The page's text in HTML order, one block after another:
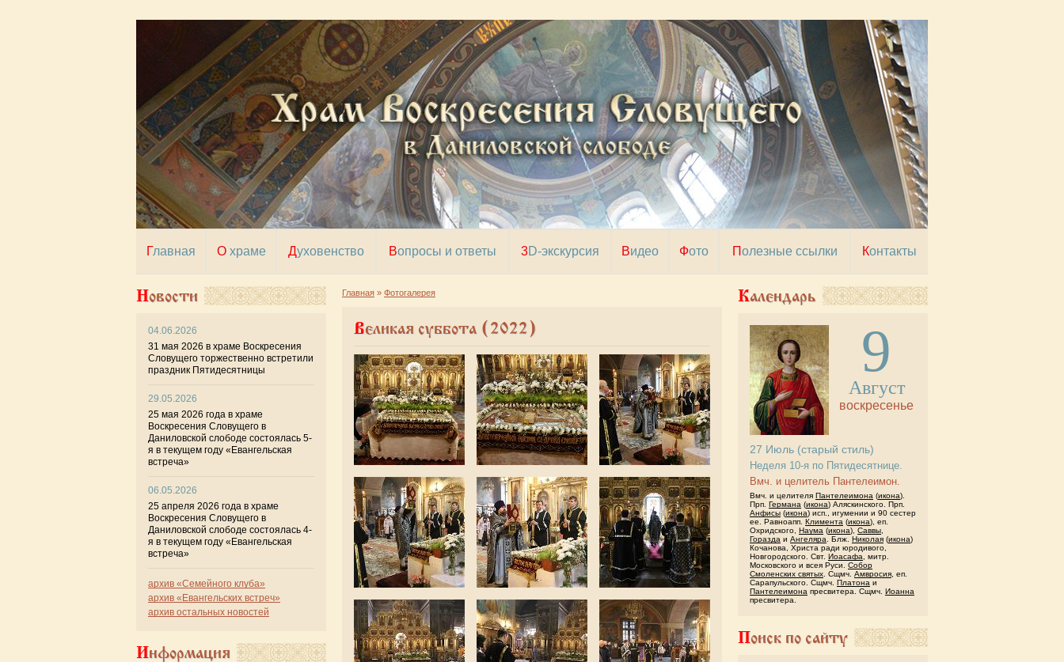
Главная О храме Духовенство Вопросы и ответы 3D-экскурсия Видео Фото Полезные ссылки Контакты
Главная » Фотогалерея
Великая суббота (2022)
Новости
04.06.2026
31 мая 2026 в храме Воскресения
Словущего торжественно встретили
праздник Пятидесятницы
29.05.2026
25 мая 2026 года в храме
Воскресения Словущего в
Даниловской слободе состоялась 5-
я в текущем году «Евангельская
встреча»
06.05.2026
25 апреля 2026 года в храме
Воскресения Словущего в
Даниловской слободе состоялась 4-
я в текущем году «Евангельская
встреча»
архив «Семейного клуба»
архив «Евангельских встреч»
архив остальных новостей
Информация
Календарь
9
Август
воскресенье
27 Июль (старый стиль)
Неделя 10-я по Пятидесятнице.
Вмч. и целитель Пантелеимон.
Вмч. и целителя Пантелеимона (икона).
Прп. Германа (икона) Аляскинского. Прп.
Анфисы (икона) исп., игумении и 90 сестер
ее. Равноапп. Климента (икона), еп.
Охридского, Наума (икона), Саввы
Горазда и Ангеляра . Блж. Николая (икона)
Кочанова, Христа ради юродивого,
Новгородского. Свт. Иоасафа , митр.
Московского и всея Руси. Собор
Смоленских святых . Сщмч. Амвросия , еп.
Сарапульского. Сщмч. Платона и
Пантелеимона пресвитера. Сщмч. Иоанна
пресвитера.
Поиск по сайту